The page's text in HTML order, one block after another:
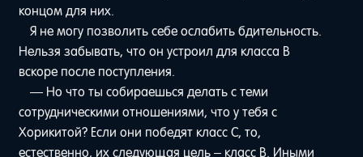
концом для них.
Я не могу позволить себе ослабить бдительность.
Нельзя забывать, что он устроил для класса B
вскоре после поступления.
— Но что ты собираешься делать с теми
сотрудническими отношениями, что у тебя с
Хорикитой? Если они победят класс C, то,
естественно, их следующая цель – класс B. Иными